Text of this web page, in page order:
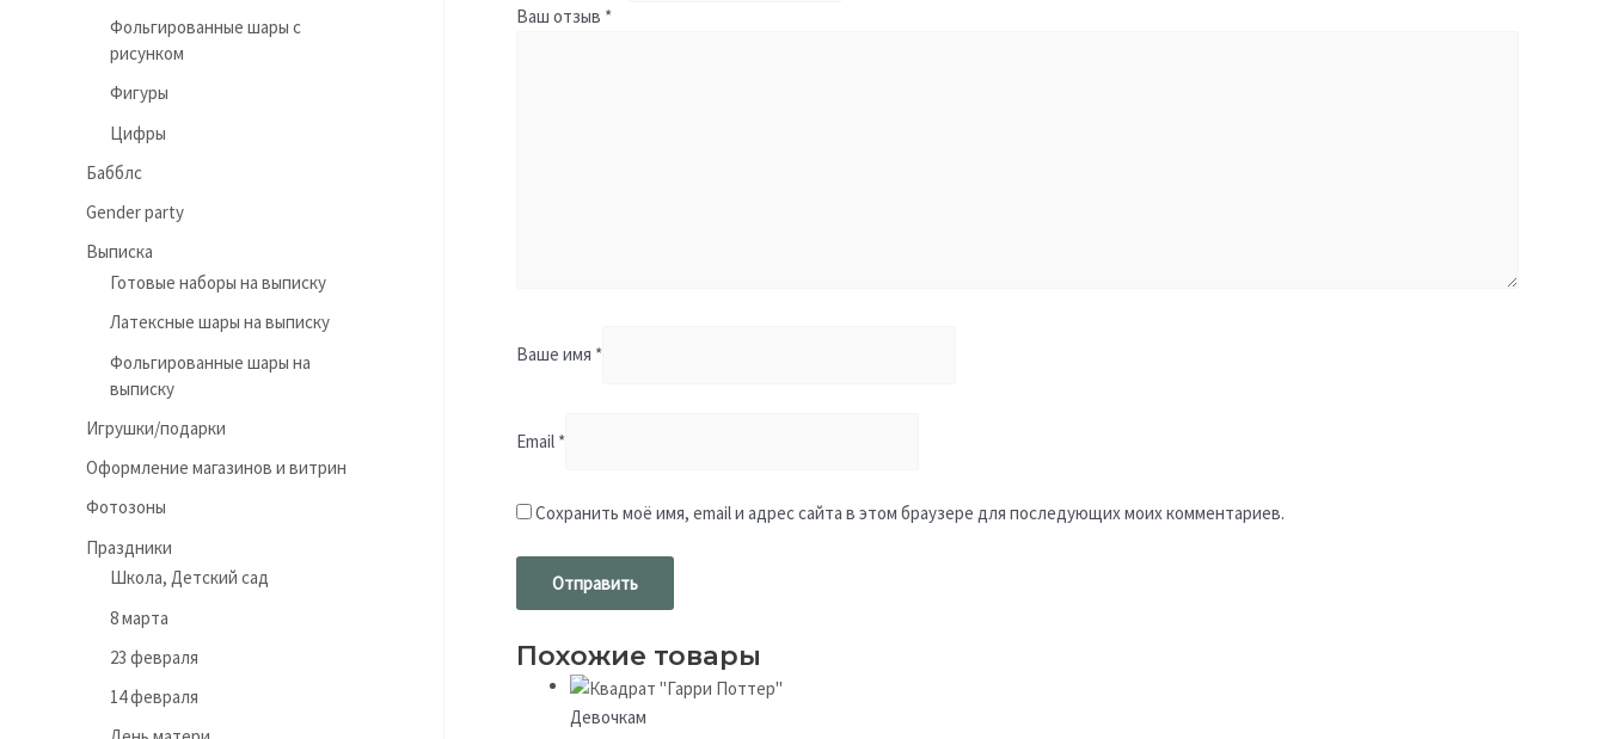
Фольгированные шары с
рисунком
Фигуры
Цифры
Бабблс
Gender party
Выписка
Готовые наборы на выписку
Латексные шары на выписку
Фольгированные шары на
выписку
Игрушки/подарки
Оформление магазинов и витрин
Фотозоны
Праздники
Школа, Детский сад
8 марта
23 февраля
14 февраля
Ваш отзыв *
Ваше имя *
Email *
Сохранить моё имя, email и адрес сайта в этом браузере для последующих моих комментариев.
Похожие товары
Девочкам